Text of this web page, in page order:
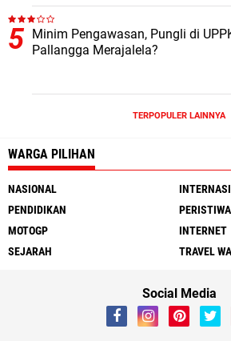
Minim Pengawasan, Pungli di
Pallangga Merajalela?
TERPOPULER LAINNYA
WARGA PILIHAN
NASIONAL
PENDIDIKAN
PERISTIWA
MOTOGP
INTERNET
SEJARAH
TRAVEL
Social Media